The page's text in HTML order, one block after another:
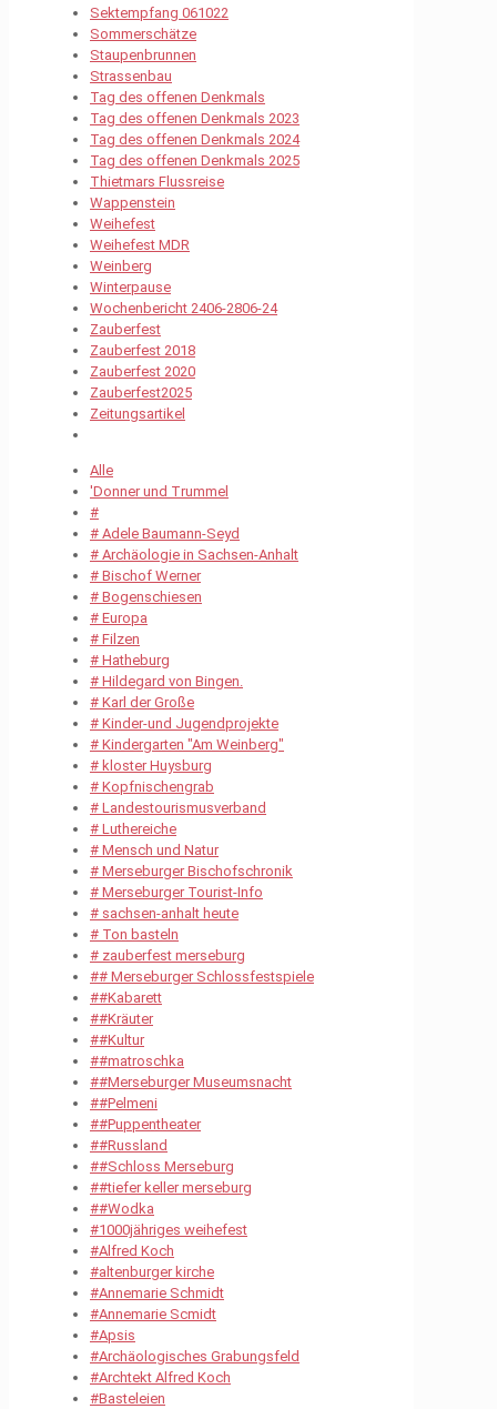
Sektempfang 061022
Sommerschätze
Staupenbrunnen
Strassenbau
Tag des offenen Denkmals
Tag des offenen Denkmals 2023
Tag des offenen Denkmals 2024
Tag des offenen Denkmals 2025
Thietmars Flussreise
Wappenstein
Weihefest
Weihefest MDR
Weinberg
Winterpause
Wochenbericht 2406-2806-24
Zauberfest
Zauberfest 2018
Zauberfest 2020
Zauberfest2025
Zeitungsartikel
Alle
'Donner und Trummel
#
# Adele Baumann-Seyd
# Archäologie in Sachsen-Anhalt
# Bischof Werner
# Bogenschiesen
# Europa
# Filzen
# Hatheburg
# Hildegard von Bingen.
# Karl der Große
# Kinder-und Jugendprojekte
# Kindergarten "Am Weinberg"
# kloster Huysburg
# Kopfnischengrab
# Landestourismusverband
# Luthereiche
# Mensch und Natur
# Merseburger Bischofschronik
# Merseburger Tourist-Info
# sachsen-anhalt heute
# Ton basteln
# zauberfest merseburg
## Merseburger Schlossfestspiele
##Kabarett
##Kräuter
##Kultur
##matroschka
##Merseburger Museumsnacht
##Pelmeni
##Puppentheater
##Russland
##Schloss Merseburg
##tiefer keller merseburg
##Wodka
#1000jähriges weihefest
#Alfred Koch
#altenburger kirche
#Annemarie Schmidt
#Annemarie Scmidt
#Apsis
#Archäologisches Grabungsfeld
#Archtekt Alfred Koch
#Basteleien